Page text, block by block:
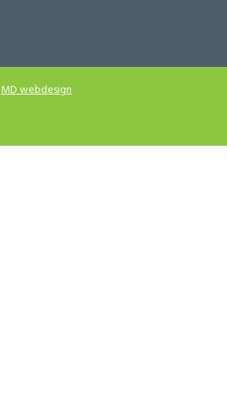
MD webdesign